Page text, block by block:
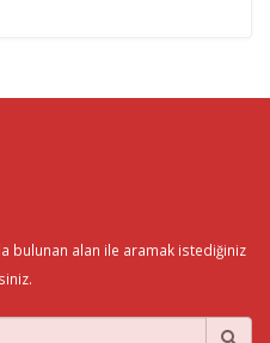
bulunan alan ile aramak istediğiniz